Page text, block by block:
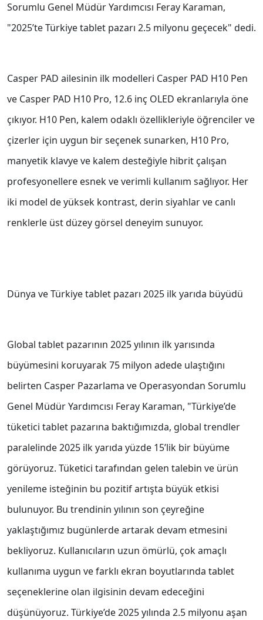
Sorumlu Genel Müdür Yardımcısı Feray Karaman,
"2025’te Türkiye tablet pazarı 2.5 milyonu geçecek" dedi.
Casper PAD ailesinin ilk modelleri Casper PAD H10 Pen
ve Casper PAD H10 Pro, 12.6 inç OLED ekranlarıyla öne
çıkıyor. H10 Pen, kalem odaklı özellikleriyle öğrenciler ve
çizerler için uygun bir seçenek sunarken, H10 Pro,
manyetik klavye ve kalem desteğiyle hibrit çalışan
profesyonellere esnek ve verimli kullanım sağlıyor. Her
iki model de yüksek kontrast, derin siyahlar ve canlı
renklerle üst düzey görsel deneyim sunuyor.
Dünya ve Türkiye tablet pazarı 2025 ilk yarıda büyüdü
Global tablet pazarının 2025 yılının ilk yarısında
büyümesini koruyarak 75 milyon adede ulaştığını
belirten Casper Pazarlama ve Operasyondan Sorumlu
Genel Müdür Yardımcısı Feray Karaman, "Türkiye’de
tüketici tablet pazarına baktığımızda, global trendler
paralelinde 2025 ilk yarıda yüzde 15’lik bir büyüme
görüyoruz. Tüketici tarafından gelen talebin ve ürün
yenileme isteğinin bu pozitif artışta büyük etkisi
bulunuyor. Bu trendinin yılının son çeyreğine
yaklaştığımız bugünlerde artarak devam etmesini
bekliyoruz. Kullanıcıların uzun ömürlü, çok amaçlı
kullanıma uygun ve farklı ekran boyutlarında tablet
seçeneklerine olan ilgisinin devam edeceğini
düşünüyoruz. Türkiye’de 2025 yılında 2.5 milyonu aşan